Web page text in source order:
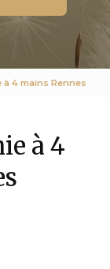
4 mains Rennes
à 4